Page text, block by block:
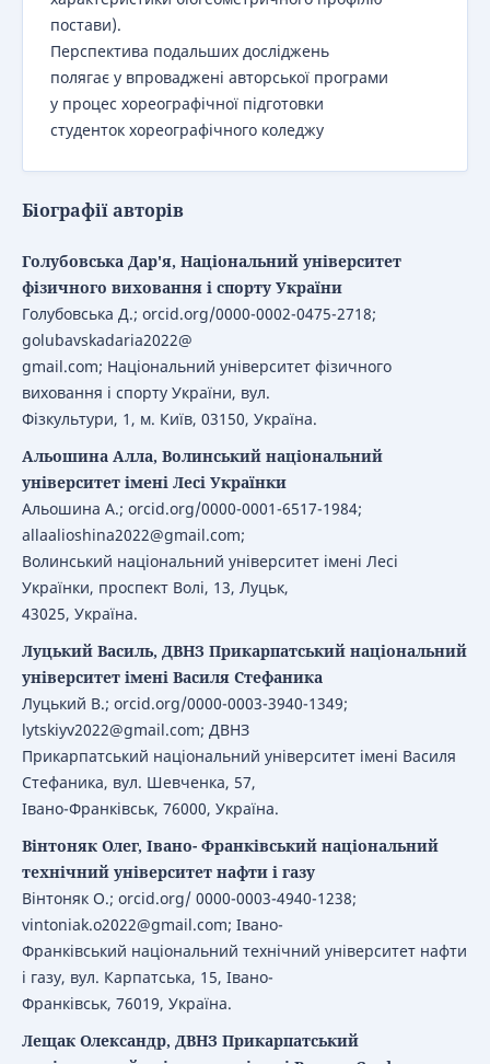
постави).
Перспектива подальших досліджень
полягає у впроваджені авторської програми
у процес хореографічної підготовки
студенток хореографічного коледжу
Біографії авторів
Голубовська Дар'я, Національний університет
фізичного виховання і спорту України
Голубовська Д.; orcid.org/0000-0002-0475-2718;
golubavskadaria2022@
gmail.com; Національний університет фізичного
виховання і спорту України, вул.
Фізкультури, 1, м. Київ, 03150, Україна.
Альошина Алла, Волинський національний
університет імені Лесі Українки
Альошина А.; orcid.org/0000-0001-6517-1984;
allaalioshina2022@gmail.com;
Волинський національний університет імені Лесі
Українки, проспект Волі, 13, Луцьк,
43025, Україна.
Луцький Василь, ДВНЗ Прикарпатський національний
університет імені Василя Стефаника
Луцький В.; orcid.org/0000-0003-3940-1349;
lytskiyv2022@gmail.com; ДВНЗ
Прикарпатський національний університет імені Василя
Стефаника, вул. Шевченка, 57,
Івано-Франківськ, 76000, Україна.
Вінтоняк Олег, Івано- Франківський національний
технічний університет нафти і газу
Вінтоняк О.; orcid.org/ 0000-0003-4940-1238;
vintoniak.o2022@gmail.com; Івано-
Франківський національний технічний університет нафти
і газу, вул. Карпатська, 15, Івано-
Франківськ, 76019, Україна.
Лещак Олександр, ДВНЗ Прикарпатський